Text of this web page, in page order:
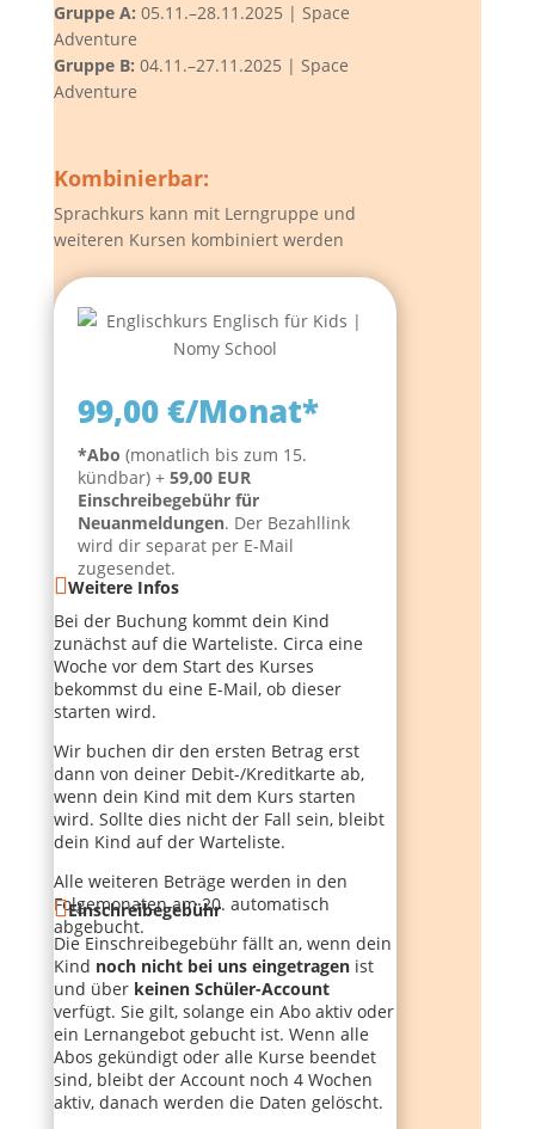
Gruppe A: 05.11.–28.11.2025 | Space
Adventure
Gruppe B: 04.11.–27.11.2025 | Space
Adventure
Kombinierbar:
Sprachkurs kann mit Lerngruppe und
weiteren Kursen kombiniert werden
99,00 €/Monat*
*Abo (monatlich bis zum 15.
kündbar) + 59,00 EUR
Einschreibegebühr für
Neuanmeldungen. Der Bezahllink
wird dir separat per E-Mail
zugesendet.
Weitere Infos
Bei der Buchung kommt dein Kind
zunächst auf die Warteliste. Circa eine
Woche vor dem Start des Kurses
bekommst du eine E-Mail, ob dieser
starten wird.
Wir buchen dir den ersten Betrag erst
dann von deiner Debit-/Kreditkarte ab,
wenn dein Kind mit dem Kurs starten
wird. Sollte dies nicht der Fall sein, bleibt
dein Kind auf der Warteliste.
Alle weiteren Beträge werden in den
Folgemonaten am 20. automatisch
abgebucht.
Einschreibegebühr
Die Einschreibegebühr fällt an, wenn dein
Kind noch nicht bei uns eingetragen ist
und über keinen Schüler-Account
verfügt. Sie gilt, solange ein Abo aktiv oder
ein Lernangebot gebucht ist. Wenn alle
Abos gekündigt oder alle Kurse beendet
sind, bleibt der Account noch 4 Wochen
aktiv, danach werden die Daten gelöscht.